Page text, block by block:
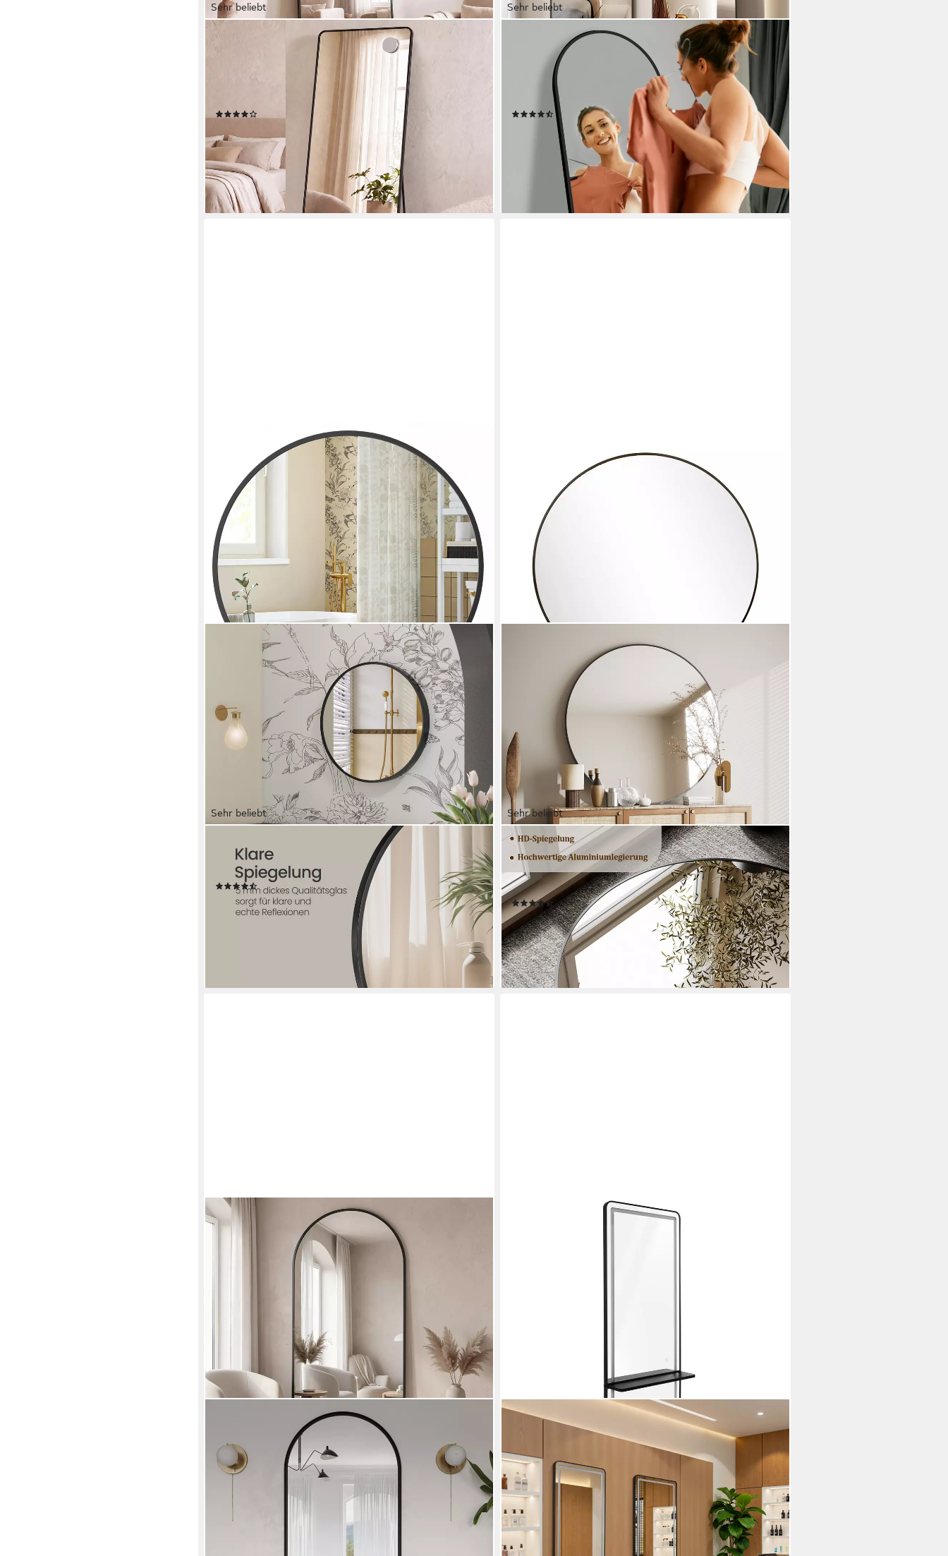
Sehr beliebt
SONGMICS
Standspiegel Ganzkörperspiegel mit saughaftem,
verschiebbarem Vergrößerungsspiegel,
Ganzkörperspiegel, 160 x 50 / 140 x 40 cm, stehend oder
79,99 €
nur bis Dienstag
-50%
lieferbar - in 3-4 Werktagen bei dir
Sehr beliebt
Ganzkörperspiegel Schwarz Weiß Rahmen Standspiegel
Oval Wandspiegel Groß Wand Ganzkörper (für
Schlafzimmer Badezimmer Wohnzimmer Arched), Spiegel
(29)
ab 44,99 € UVP149,99 €
lieferbar - in 5-6 Werktagen bei dir
Sehr beliebt
Wandspiegel, Spiegel rund, Badezimmerspiegel,
40/50/61/76 cm, Metallrahmen
(206)
ab 25,99 € UVP39,99 €
-35%
lieferbar - in 2-3 Werktagen bei dir
Sehr beliebt
BEAUTYPEAK
Wandspiegel Rundspiegel große Dekoration Badezimmer
Spiegel (50cm*50cm,61cm*61cm,80cm*80cm,
Badezimmerspiegel, wasserdicht, dekorativer Wandspiegel)
(38)
ab 19,99 € UVP69,00 €
-71%
lieferbar - in 6-7 Werktagen bei dir